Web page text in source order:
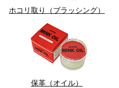
ホコリ取り（ブラッシング）
保革（オイル）